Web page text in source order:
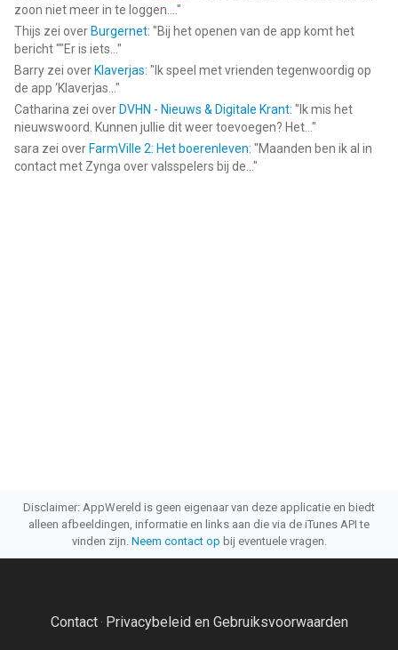
zoon niet meer in te loggen.... "
Thijs zei over Burgernet: "Bij het openen van de app komt het
bericht ""Er is iets... "
Barry zei over Klaverjas: " Ik speel met vrienden tegenwoordig op
de app ‘Klaverjas... "
Catharina zei over DVHN - Nieuws & Digitale Krant: " Ik mis het
nieuwswoord. Kunnen jullie dit weer toevoegen? Het... "
sara zei over FarmVille 2: Het boerenleven: "Maanden ben ik al in
contact met Zynga over valsspelers bij de... "
Disclaimer: AppWereld is geen eigenaar van deze applicatie en biedt
alleen afbeeldingen, informatie en links aan die via de iTunes API te
vinden zijn. Neem contact op bij eventuele vragen.
Contact· Privacybeleid en Gebruiksvoorwaarden